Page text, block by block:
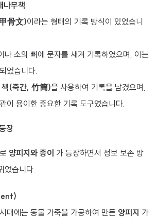
나무책
骨文)이라는 형태의 기록 방식이 있었습니
나 소의 뼈에 문자를 새겨 기록하였으며, 이는
었습니다.
책(죽간, 竹簡)을 사용하여 기록을 남겼으며,
이 용이한 중요한 기록 도구였습니다.
장
양피지와 종이 가 등장하면서 정보 보존 방
었습니다.
대에는 동물 가죽을 가공하여 만든 양피지 가